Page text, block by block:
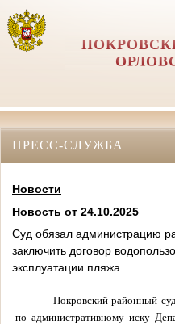
ПРЕСС-СЛУЖБА
Новости
Новость от 24.10.2025
Суд обязал администрацию
заключить договор
эксплуатации пляжа
Покровский районный
по административному иску